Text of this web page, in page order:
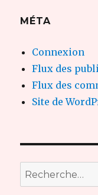
MÉTA
Connexion
Flux des
Flux des
Site de
Recherche
pour :